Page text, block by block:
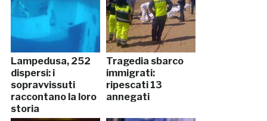
Lampedusa, 252
dispersi: i
sopravvissuti
raccontano la loro
storia
Tragedia sbarco
immigrati:
ripescati 13
annegati